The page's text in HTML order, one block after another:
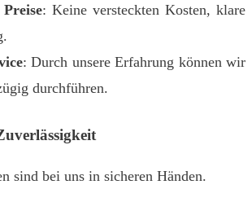
: Keine versteckten Kosten, klare
: Durch unsere Erfahrung können wir
durchführen.
sind bei uns in sicheren Händen.